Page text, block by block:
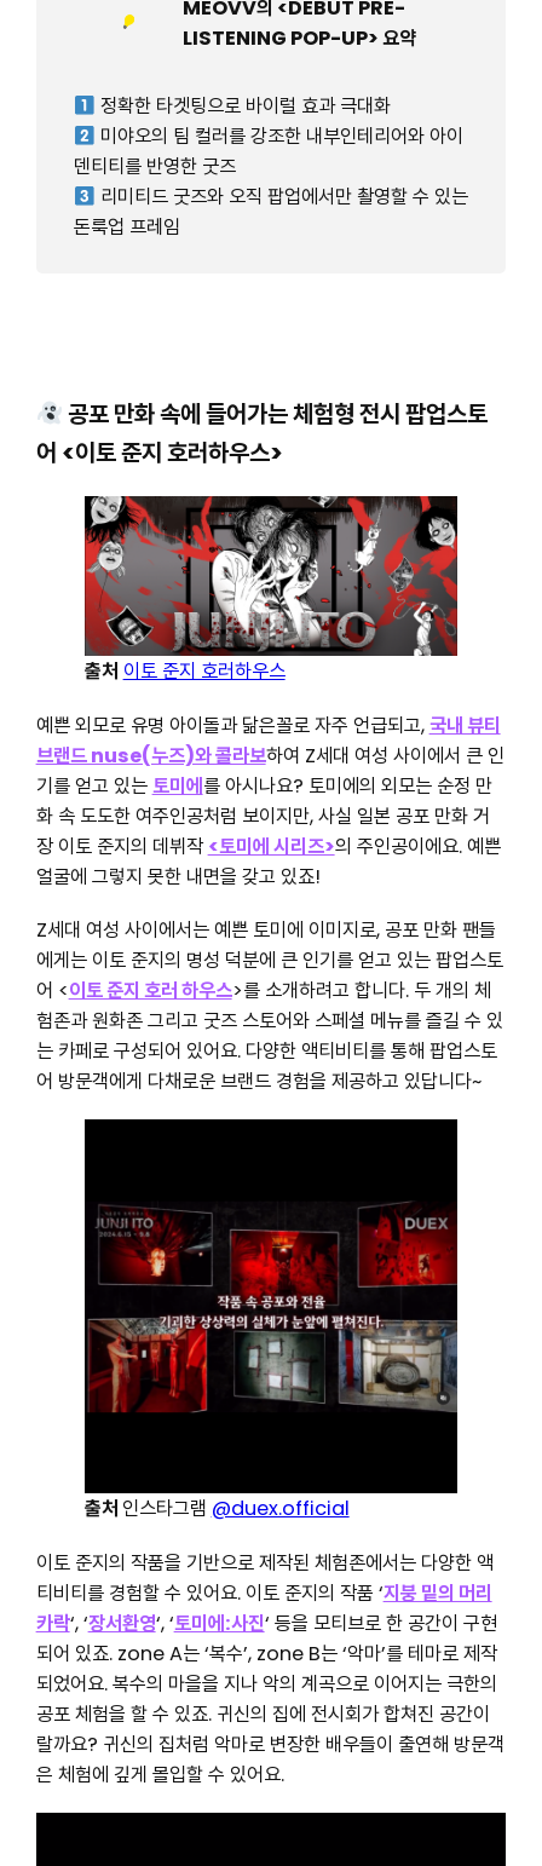
MEOVV의 <DEBUT PRE-
LISTENING POP-UP> 요약
정확한 타겟팅으로 바이럴 효과 극대화
미야오의 팀 컬러를 강조한 내부인테리어와 아이
덴티티를 반영한 굿즈
리미티드 굿즈와 오직 팝업에서만 촬영할 수 있는
돈룩업 프레임
공포 만화 속에 들어가는 체험형 전시 팝업스토
어 <이토 준지 호러하우스>
출처 이토 준지 호러하우스
예쁜 외모로 유명 아이돌과 닮은꼴로 자주 언급되고,국내 뷰티
브랜드 nuse(누즈)와 콜라보하여 Z세대 여성 사이에서 큰 인
기를 얻고 있는토미에를 아시나요? 토미에의 외모는 순정 만
화 속 도도한 여주인공처럼 보이지만, 사실 일본 공포 만화 거
장 이토 준지의 데뷔작<토미에 시리즈>의 주인공이에요. 예쁜
얼굴에 그렇지 못한 내면을 갖고 있죠!
Z세대 여성 사이에서는 예쁜 토미에 이미지로, 공포 만화 팬들
에게는 이토 준지의 명성 덕분에 큰 인기를 얻고 있는 팝업스토
어 <이토 준지 호러 하우스>를 소개하려고 합니다. 두 개의 체
험존과 원화존 그리고 굿즈 스토어와 스페셜 메뉴를 즐길 수 있
는 카페로 구성되어 있어요. 다양한 액티비티를 통해 팝업스토
어 방문객에게 다채로운 브랜드 경험을 제공하고 있답니다~
출처 인스타그램 @duex.official
이토 준지의 작품을 기반으로 제작된 체험존에서는 다양한 액
티비티를 경험할 수 있어요. 이토 준지의 작품 ‘지붕 밑의 머리
카락‘, ‘장서환영‘, ‘토미에:사진‘ 등을 모티브로 한 공간이 구현
되어 있죠. zone A는 ‘복수’, zone B는 ‘악마’를 테마로 제작
되었어요. 복수의 마을을 지나 악의 계곡으로 이어지는 극한의
공포 체험을 할 수 있죠. 귀신의 집에 전시회가 합쳐진 공간이
랄까요? 귀신의 집처럼 악마로 변장한 배우들이 출연해 방문객
은 체험에 깊게 몰입할 수 있어요.